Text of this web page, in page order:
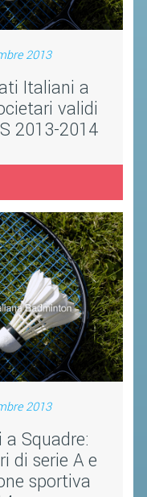
2013
Italiani a
validi
2013-2014
2013
Squadre:
di serie A e
sportiva
2023
NAZIONALE
DELLA GIOVENTÙ
TIME
SPORTIVA
E SALUTE